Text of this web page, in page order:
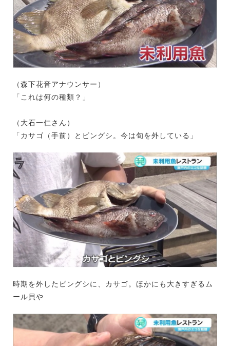
（森下花音アナウンサー）
「これは何の種類？」
（大石一仁さん）
「カサゴ（手前）とビングシ。今は旬を外している」
時期を外したビングシに、カサゴ。ほかにも大きすぎるム
ール貝や